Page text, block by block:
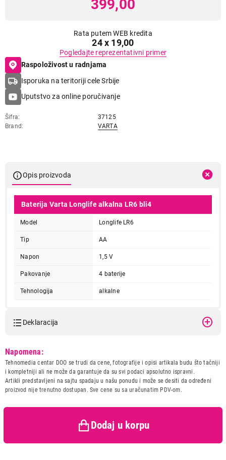
399,00
Rata putem WEB kredita
24 x 19,00
Pogledajte reprezentativni primer
Raspoloživost u radnjama
Isporuka na teritoriji cele Srbije
Uputstvo za online poručivanje
Šifra
37125
Brand
VARTA
Opis proizvoda
Baterija Varta Longlife alkalna LR6 bli4
Model Longlife LR6
Tip AA
Napon 1,5 V
Pakovanje 4 baterije
Tehnologija alkalne
Deklaracija
Naziv i vrsta robe:
BATERIJA
Uvoznik:
DTM Company d.o.o.
Zemlja porekla:
Nemacka
kupaca po osnovu zakona o
Napomena:
Tehnomedia centar DOO se trudi da cene, fotografije i opisi artikala budu što tačniji
i kompletniji ali ne može da garantuje da su svi podaci apsolutno ispravni.
Artikli predstavljeni na sajtu spadaju u našu ponudu i može se desiti da određeni
proizvod nije trenutno dostupan. Sve cene su sa uračunatim PDV-om.
Dodaj u korpu